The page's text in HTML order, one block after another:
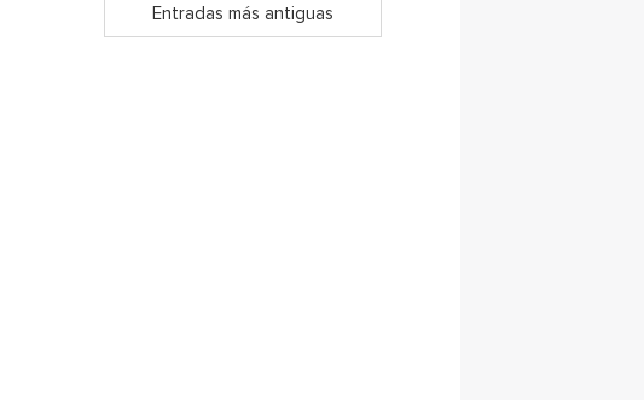
Entradas más antiguas